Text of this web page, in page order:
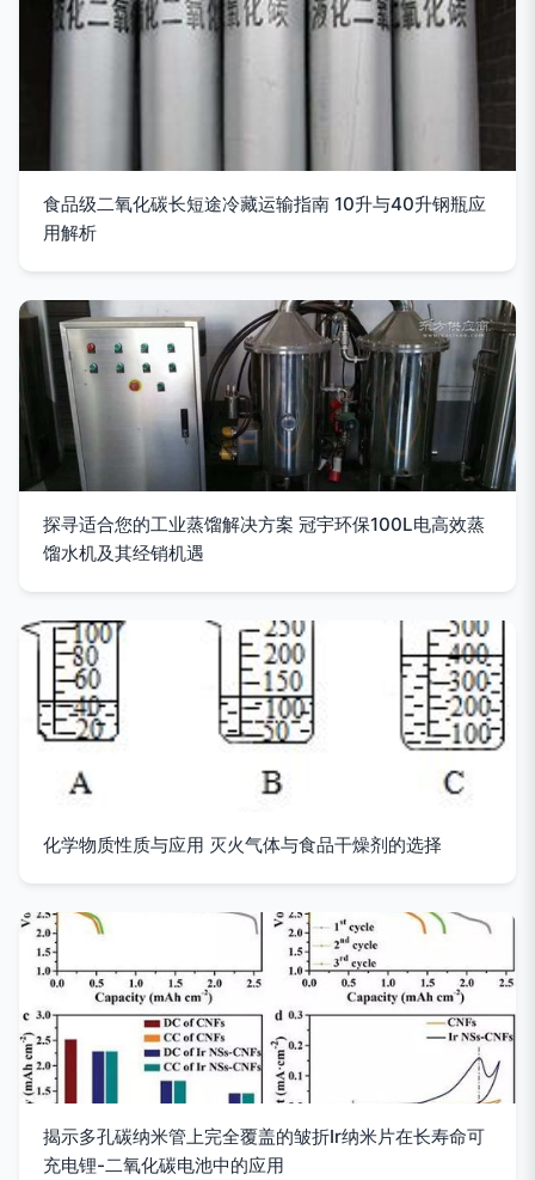
食品级二氧化碳长短途冷藏运输指南 10升与40升钢瓶应
用解析
探寻适合您的工业蒸馏解决方案 冠宇环保100L电高效蒸
馏水机及其经销机遇
化学物质性质与应用 灭火气体与食品干燥剂的选择
揭示多孔碳纳米管上完全覆盖的皱折Ir纳米片在长寿命可
充电锂-二氧化碳电池中的应用